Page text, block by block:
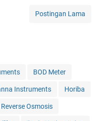
Postingan Lama
BOD Meter
Instruments Horiba
Osmosis